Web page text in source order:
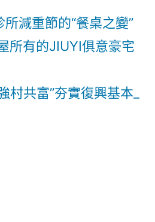
減重節的“餐桌之變”
所有的JIUYI俱意豪宅
村共富”夯實復興基本_